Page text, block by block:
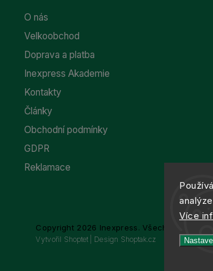
Více
O nás
Velkoobchod
Doprava a platba
Inexpress Akademie
Kontakty
Články
Obchodní podmínky
GDPR
Reklamace
Copyright 2026 Inexpress. Všechna práva
Vytvořil Shoptet | Design Shoptak.cz